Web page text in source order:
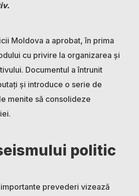
Moldova a aprobat, în prima
cu privire la organizarea și
Documentul a întrunit
și introduce o serie de
menite să consolideze
politic
prevederi vizează